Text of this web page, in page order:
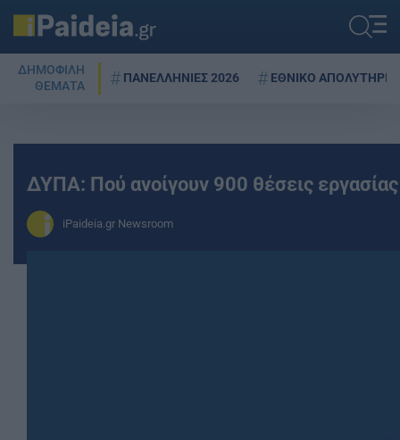
ΔΗΜΟΦΙΛΗ
ΘΕΜΑΤΑ
ΠΑΝΕΛΛΗΝΙΕΣ 2026 ΕΘΝΙΚΟ ΑΠΟΛΥΤΗΡΙΟ
ΔΥΠΑ: Πού ανοίγουν 900 θέσεις εργασίας
iPaideia.gr Newsroom